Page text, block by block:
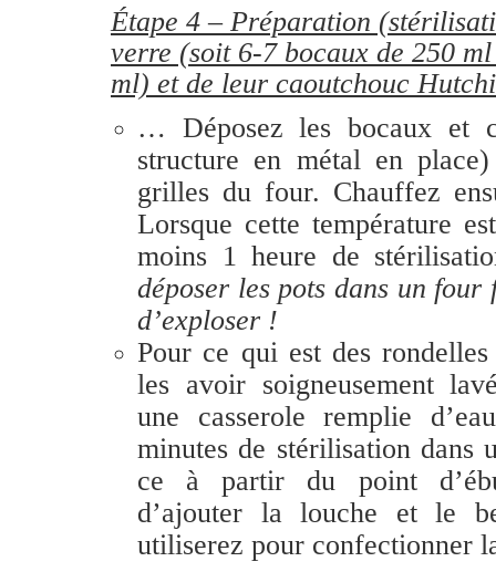
Étape 4 – Préparation
verre (soit 6-7 bocaux de 250
ml) et de leur caoutchouc
… Déposez les bocaux et
structure en métal en
grilles du four. Chauffez
Lorsque cette température
moins 1 heure de
déposer les pots dans un
d’exploser !
Pour ce qui est des
les avoir soigneusement
une casserole remplie
minutes de stérilisation dans
ce à partir du point
d’ajouter la louche et le
utiliserez pour confectionner